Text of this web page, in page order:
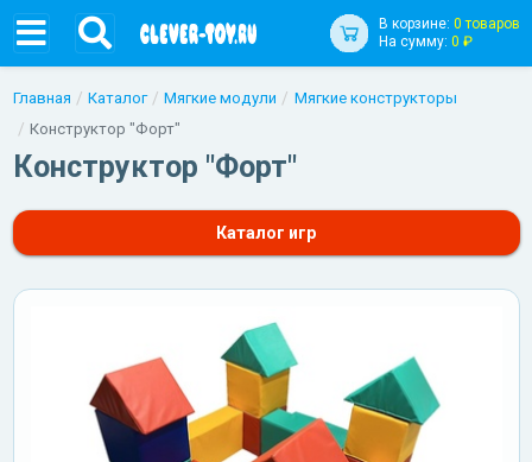
В корзине: 0 товаров
На сумму: 0 ₽
Главная Каталог Мягкие модули
Мягкие конструкторы
Конструктор "Форт"
Конструктор "Форт"
Каталог игр